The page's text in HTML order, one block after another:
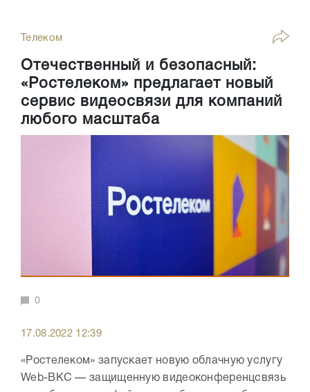
Телеком
Отечественный и безопасный:
«Ростелеком» предлагает новый
сервис видеосвязи для компаний
любого масштаба
0
17.08.2022 12:39
«Ростелеком» запускает новую облачную услугу
Web-ВКС — защищенную видеоконференцсвязь